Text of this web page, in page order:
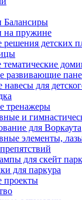
Балансиры
на пружине
решения детских
тематические
развивающие
навесы для
тренажеры
и
для Воркаута
элементы,
для скейт
для паркура
проекты